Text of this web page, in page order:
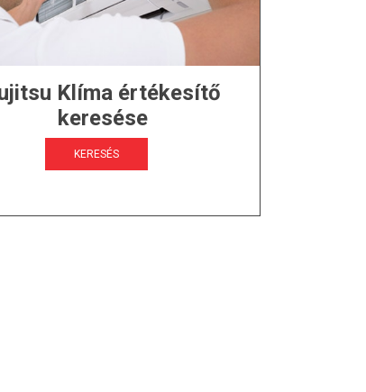
Klíma értékesítő
keresése
KERESÉS